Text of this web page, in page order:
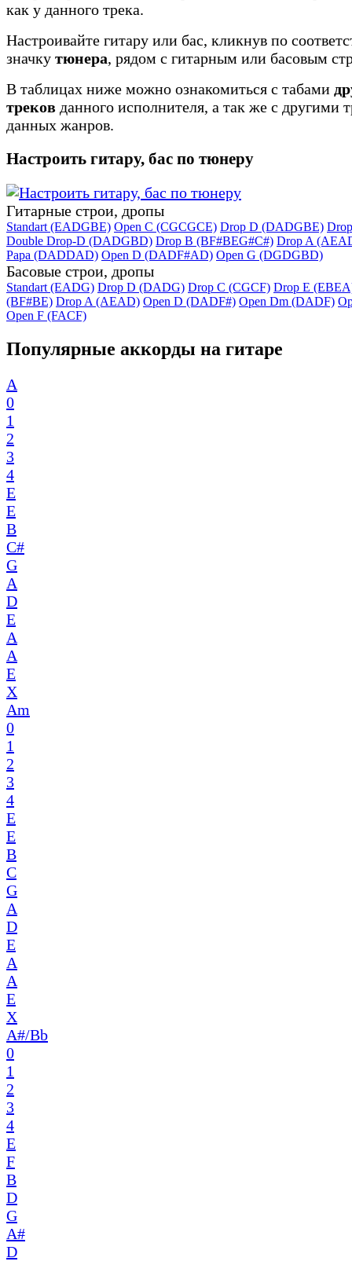
как у данного трека.
Настроивайте гитару или бас, кликнув по
значку тюнера, рядом с гитарным или басовым
В таблицах ниже можно ознакомиться с табами
треков данного исполнителя, а так же с другими
данных жанров.
Настроить гитару, бас по тюнеру
Гитарные строи, дропы
Standart (EADGBE) Open C (CGCGCE) Drop D (DADGBE)
Double Drop-D (DADGBD) Drop B (BF#BEG#C#) Drop A
Papa (DADDAD) Open D (DADF#AD) Open G (DGDGBD)
Басовые строи, дропы
Standart (EADG) Drop D (DADG) Drop C (CGCF) Drop E
(BF#BE) Drop A (AEAD) Open D (DADF#) Open Dm (DADF)
Open F (FACF)
Популярные аккорды на гитаре
A
0
1
2
3
4
E
E
B
C#
G
A
D
E
A
A
E
X
Am
0
1
2
3
4
E
E
B
C
G
A
D
E
A
A
E
X
A#/Bb
0
1
2
3
4
E
F
B
D
G
A#
D